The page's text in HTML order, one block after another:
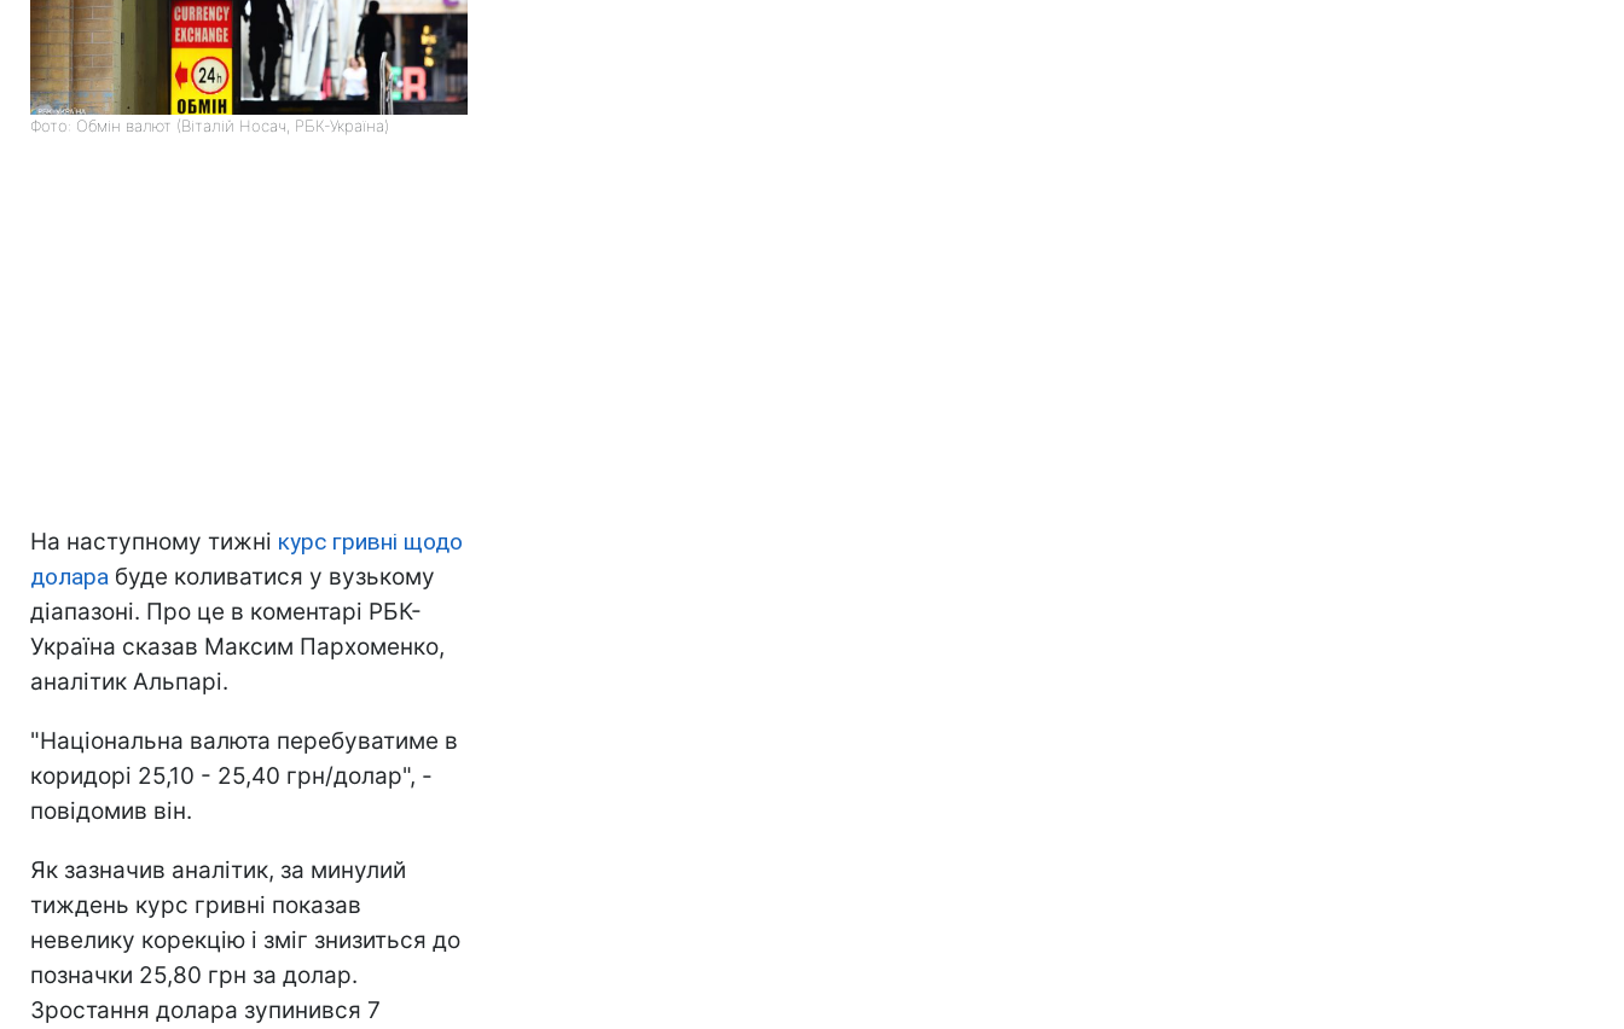
Фото: Обмін валют (Віталій Носач, РБК-Україна)
На наступному тижні курс гривні щодо
долара буде коливатися у вузькому
діапазоні. Про це в коментарі РБК-
Україна сказав Максим Пархоменко,
аналітик Альпарі.
"Національна валюта перебуватиме в
коридорі 25,10 - 25,40 грн/долар", -
повідомив він.
Як зазначив аналітик, за минулий
тиждень курс гривні показав
невелику корекцію і зміг знизиться до
позначки 25,80 грн за долар.
Зростання долара зупинився 7